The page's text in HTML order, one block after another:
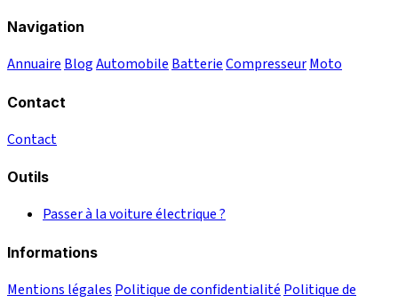
Navigation
Annuaire BlogAutomobile BatterieCompresseurMoto
Contact
Contact
Outils
Passer à la voiture électrique ?
Informations
Mentions légales Politique de confidentialité Politique de